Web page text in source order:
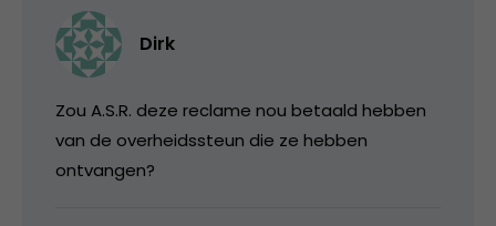
Dirk
Zou A.S.R. deze reclame nou betaald hebben
van de overheidssteun die ze hebben
ontvangen?